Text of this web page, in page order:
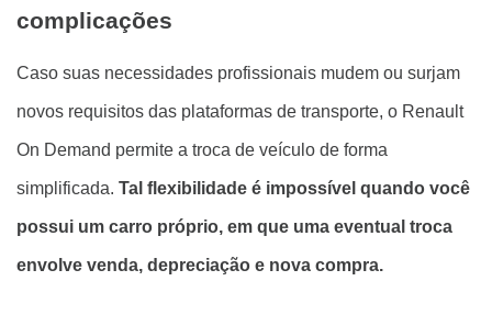
complicações
Caso suas necessidades profissionais mudem ou surjam
novos requisitos das plataformas de transporte, o Renault
On Demand permite a troca de veículo de forma
simplificada. Tal flexibilidade é impossível quando você
possui um carro próprio, em que uma eventual troca
envolve venda, depreciação e nova compra.